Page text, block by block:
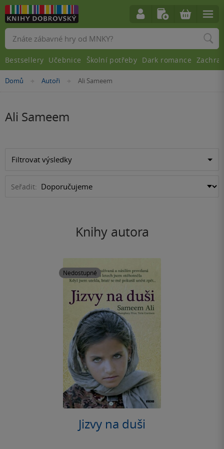
Nacházíte
Domů »Autoři »Ali Sameem
Ali Sameem
Filtrovat výsledky
Seřadit:
Knihy autora
Nedostupné
Jizvy na duši
Vyhledávání
Bestsellery Učebnice Školní potřeby Dark romance